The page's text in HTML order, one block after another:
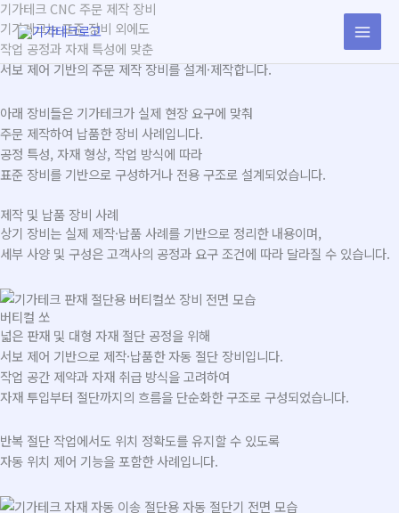
콘
텐
츠
로
너
뛰
기
기가테크 CNC 주문 제작 장비
기가테크는 표준 장비 외에도
작업 공정과 자재 특성에 맞춘
서보 제어 기반의 주문 제작 장비를 설계·제작합니다.
아래 장비들은 기가테크가 실제 현장 요구에 맞춰
주문 제작하여 납품한 장비 사례입니다.
공정 특성, 자재 형상, 작업 방식에 따라
표준 장비를 기반으로 구성하거나 전용 구조로 설계되었습니다.
제작 및 납품 장비 사례
상기 장비는 실제 제작·납품 사례를 기반으로 정리한 내용이며,
세부 사양 및 구성은 고객사의 공정과 요구 조건에 따라 달라질 수 있습니다.
버티컬 쏘
넓은 판재 및 대형 자재 절단 공정을 위해
서보 제어 기반으로 제작·납품한 자동 절단 장비입니다.
작업 공간 제약과 자재 취급 방식을 고려하여
자재 투입부터 절단까지의 흐름을 단순화한 구조로 구성되었습니다.
반복 절단 작업에서도 위치 정확도를 유지할 수 있도록
자동 위치 제어 기능을 포함한 사례입니다.